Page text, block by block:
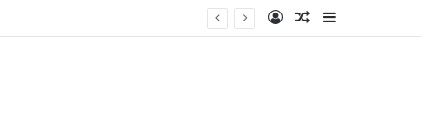
AccediUn articolo a